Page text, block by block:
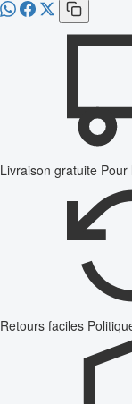
Livraison gratuite Pour
Retours faciles